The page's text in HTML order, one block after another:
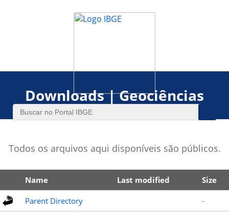
Downloads | Geociências
Todos os arquivos aqui disponíveis são públicos.
Name Last modified Size
Parent Directory -